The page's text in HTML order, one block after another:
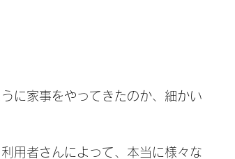
に家事をやってきたのか、細かい
用者さんによって、本当に様々な